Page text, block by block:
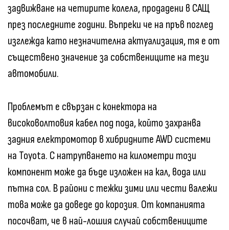
задвижване на четирите колела, продадени в САЩ
през последните години. Въпреки че на пръв поглед
изглежда като незначителна актуализация, тя е от
съществено значение за собствениците на тези
автомобили.
Проблемът е свързан с конектора на
високоволтовия кабел под пода, който захранва
задния електромотор в хибридните AWD системи
на Toyota. С натрупването на километри този
компонент може да бъде изложен на кал, вода или
пътна сол. В райони с тежки зими или чести валежи
това може да доведе до корозия. От компанията
посочват, че в най-лошия случай собствениците